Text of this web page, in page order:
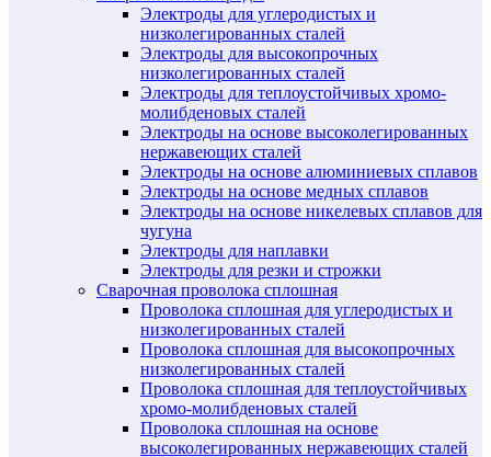
Электроды для углеродистых и
низколегированных сталей
Электроды для высокопрочных
низколегированных сталей
Электроды для теплоустойчивых хромо-
молибденовых сталей
Электроды на основе высоколегированных
нержавеющих сталей
Электроды на основе алюминиевых сплавов
Электроды на основе медных сплавов
Электроды на основе никелевых сплавов для
чугуна
Электроды для наплавки
Электроды для резки и строжки
Сварочная проволока сплошная
Проволока сплошная для углеродистых и
низколегированных сталей
Проволока сплошная для высокопрочных
низколегированных сталей
Проволока сплошная для теплоустойчивых
хромо-молибденовых сталей
Проволока сплошная на основе
высоколегированных нержавеющих сталей